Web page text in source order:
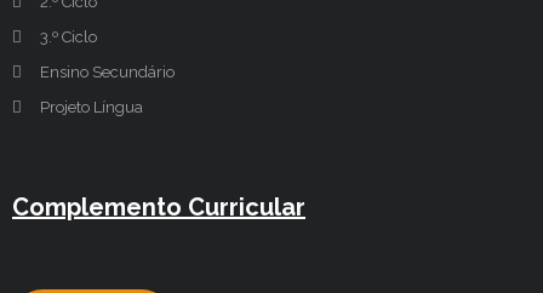
3.º Ciclo
Ensino Secundário
Projeto Língua
Complemento Curricular